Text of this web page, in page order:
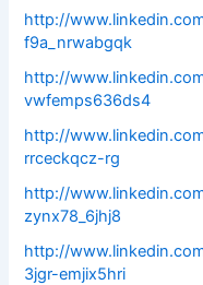
http://
f9a_nrwabgqk
http://
vwfemps636ds4
http://
rrceckqcz-rg
http://
zynx78_6jhj8
http://
3jgr-emjix5hri